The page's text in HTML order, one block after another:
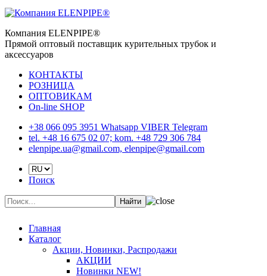
Компания ELENPIPE®
Прямой оптовый поставщик курительных трубок и
аксессуаров
КОНТАКТЫ
РОЗНИЦА
ОПТОВИКАМ
On-line SHOP
+38 066 095 3951 Whatsapp VIBER Telegram
tel. +48 16 675 02 07; kom. +48 729 306 784
elenpipe.ua@gmail.com, elenpipe@gmail.com
Поиск
Найти
Главная
Каталог
Акции, Новинки, Распродажи
АКЦИИ
Новинки NEW!